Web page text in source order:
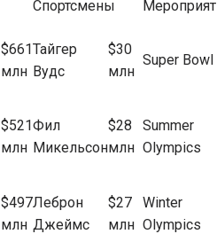
Спортсмены
$661
млн
Тайгер
Вудс
$30
млн
Super Bowl
$521
млн
Фил
Микельсон
$28
млн
Summer
Olympics
$497
млн
Леброн
Джеймс
$27
млн
Winter
Olympics